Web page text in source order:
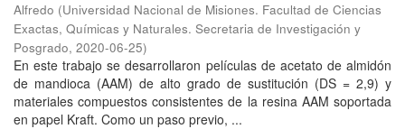
Alfredo (Universidad Nacional de Misiones. Facultad de Ciencias
Exactas, Químicas y Naturales. Secretaria de Investigación y
Posgrado, 2020-06-25)
En este trabajo se desarrollaron películas de acetato de almidón
de mandioca (AAM) de alto grado de sustitución (DS = 2,9) y
materiales compuestos consistentes de la resina AAM soportada
en papel Kraft. Como un paso previo, ...